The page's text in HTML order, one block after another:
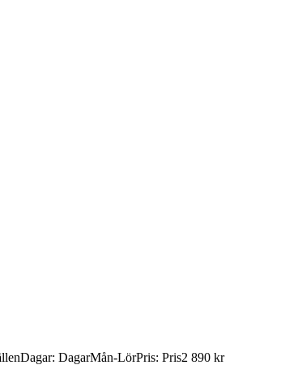
Dagar: DagarMån-LörPris: Pris2 890 kr